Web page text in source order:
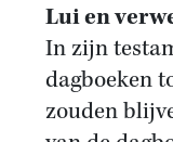
Lui en
In zijn
dagboeken
zouden